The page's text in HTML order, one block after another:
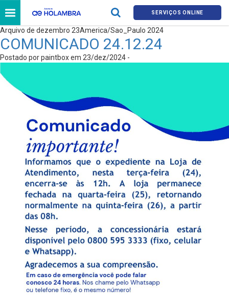
SERVIÇOS ONLINE
Arquivo de dezembro 23America/Sao_Paulo 2024
COMUNICADO 24.12.24
Postado por paintbox em 23/dez/2024 -